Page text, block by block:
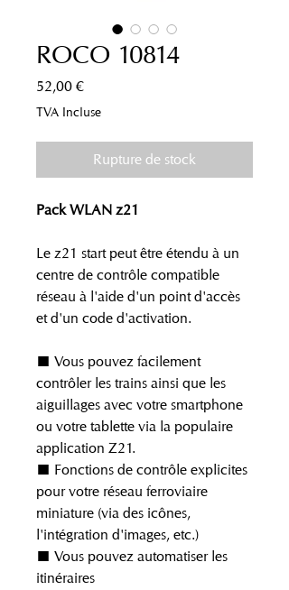
ROCO 10814
52,00 €Prix
TVA Incluse
Rupture de stock
Pack WLAN z21
Le z21 start peut être étendu à un
centre de contrôle compatible
réseau à l'aide d'un point d'accès
et d'un code d'activation.
■ Vous pouvez facilement
contrôler les trains ainsi que les
aiguillages avec votre smartphone
ou votre tablette via la populaire
application Z21.
■ Fonctions de contrôle explicites
pour votre réseau ferroviaire
miniature (via des icônes,
l'intégration d'images, etc.)
■ Vous pouvez automatiser les
itinéraires